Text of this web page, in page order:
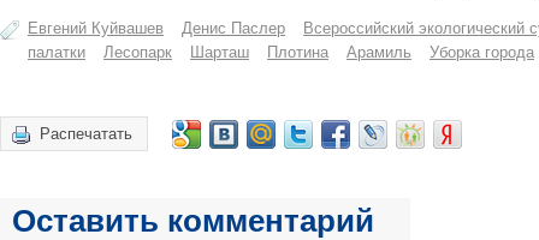
Евгений Куйвашев Денис Паслер
Всероссийский экологический
палатки
Лесопарк Шарташ Плотина Арамиль Уборка города
Распечатать
Оставить комментарий